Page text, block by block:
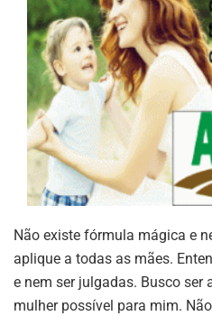
Não existe fórmula mágica e
aplique a todas as mães.
e nem ser julgadas. Busco ser
mulher possível para mim.